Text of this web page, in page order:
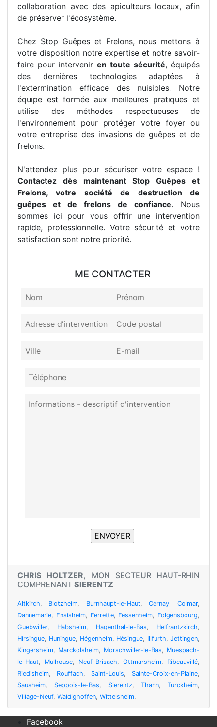
collaboration avec des apiculteurs locaux, afin
de préserver l'écosystème.
Chez Stop Guêpes et Frelons, nous mettons à
votre disposition notre expertise et notre savoir-
faire pour intervenir en toute sécurité, équipés
des dernières technologies adaptées à
l'extermination efficace des nuisibles. Notre
équipe est formée aux meilleures pratiques et
utilise des méthodes respectueuses de
l'environnement pour protéger votre foyer ou
votre entreprise des invasions de guêpes et de
frelons.
N'attendez plus pour sécuriser votre espace !
Contactez dès maintenant Stop Guêpes et
Frelons, votre société de destruction de
guêpes et de frelons de confiance. Nous
sommes ici pour vous offrir une intervention
rapide, professionnelle. Votre sécurité et votre
satisfaction sont notre priorité.
ME CONTACTER
CHRIS HOLTZER, MON SECTEUR HAUT-RHIN
COMPRENANT SIERENTZ
Altkirch, Blotzheim, Burnhaupt-le-Haut, Cernay, Colmar,
Dannemarie, Ensisheim, Ferrette, Fessenheim, Folgensbourg,
Guebwiller, Habsheim, Hagenthal-le-Bas, Helfrantzkirch,
Hirsingue, Huningue, Hégenheim, Hésingue, Illfurth,Jettingen,
Kingersheim, Marckolsheim, Morschwiller-le-Bas, Muespach-
le-Haut, Mulhouse, Neuf-Brisach, Ottmarsheim, Ribeauvillé,
Riedisheim, Rouffach, Saint-Louis, Sainte-Croix-en-Plaine,
Sausheim, Seppois-le-Bas, Sierentz, Thann, Turckheim,
Village-Neuf, Waldighoffen, Wittelsheim.
Facebook